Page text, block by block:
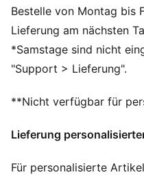
Training schweißfrei
DETAILS
Regular Fit
310 g/m²
Rundhalsausschnitt
PUMA Branding-Details
Bestelle von Montag bis
Lieferung am nächsten
*Samstage sind nicht
"Support > Lieferung".
**Nicht verfügbar für
Lieferung
Für personalisierte